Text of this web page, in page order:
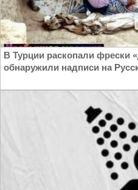
В Турции раскопали фрески
обнаружили надписи на